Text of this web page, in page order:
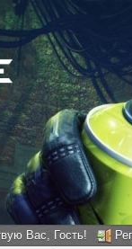
Вас, Гость!